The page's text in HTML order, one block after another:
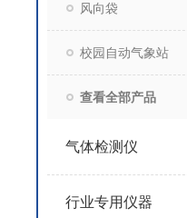
风向袋
校园自动气象站
查看全部产品
气体检测仪
行业专用仪器